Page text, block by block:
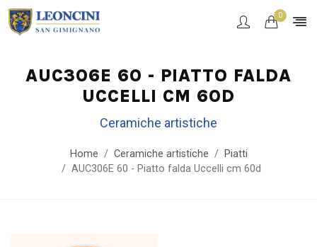
0
AUC306E 60 - PIATTO FALDA
UCCELLI CM 60D
Ceramiche artistiche
Home Ceramiche artistiche
Piatti
AUC306E 60 - Piatto falda Uccelli cm 60d